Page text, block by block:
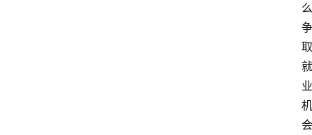
么
争
取
就
业
机
会